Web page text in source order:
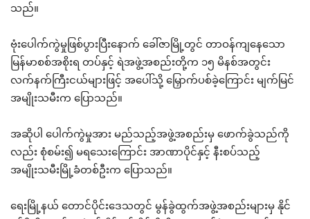
သည်။
ဗုံးပေါက်ကွဲမှုဖြစ်ပွားပြီးနောက် ခေါ်ဇာမြို့တွင် တာဝန်ကျနေသော
မြန်မာစစ်အစိုးရ တပ်နှင့် ရဲအဖွဲ့အစည်းတို့က ၁၅ မိနစ်အတွင်း
လက်နက်ကြီးငယ်များဖြင့် အပေါ်သို့ မြှောက်ပစ်ခဲ့ကြောင်း မျက်မြင်
အမျိုးသမီးက ပြောသည်။
အဆိုပါ ပေါက်ကွဲမှုအား မည်သည့်အဖွဲ့အစည်းမှ ဖောက်ခွဲသည်ကို
လည်း စုံစမ်း၍ မရသေးကြောင်း အာဏာပိုင်နှင့် နီးစပ်သည့်
အမျိုးသမီးမြို့ခံတစ်ဦးက ပြောသည်။
ရေးမြို့နယ် တောင်ပိုင်းဒေသတွင် မွန်ခွဲထွက်အဖွဲ့အစည်းများမှ နိုင်